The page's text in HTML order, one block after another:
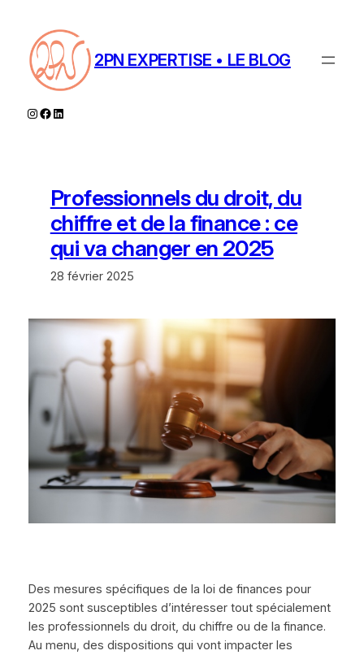
contenu
2PN EXPERTISE • LE BLOG
Instagram
Facebook
LinkedIn
Professionnels du droit, du
chiffre et de la finance : ce
qui va changer en 2025
28 février 2025
Des mesures spécifiques de la loi de finances pour
2025 sont susceptibles d’intéresser tout spécialement
les professionnels du droit, du chiffre ou de la finance.
Au menu, des dispositions qui vont impacter les